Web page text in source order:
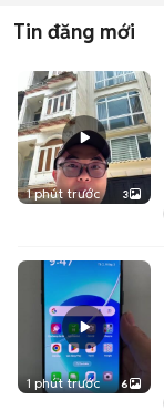
Tin đăng mới
1 phút trước 3
1 phút trước 6